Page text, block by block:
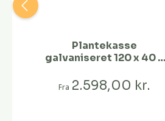
Plantekasse
galvaniseret 120 x 40 x
Fra 2.598,00 kr.